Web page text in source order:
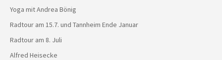
Yoga mit Andrea Bönig
Radtour am 15.7. und Tannheim Ende Januar
Radtour am 8. Juli
Alfred Heisecke